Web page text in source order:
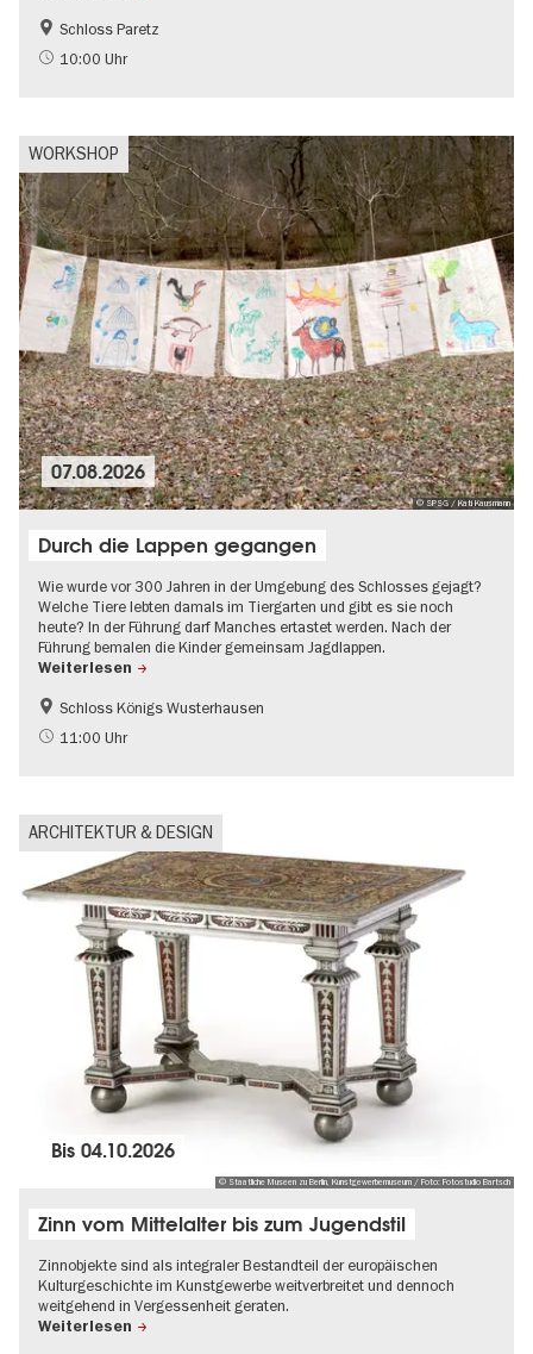
Brandenburg
Schlösser & Gärten
Schloss Paretz
10:00 Uhr
WORKSHOP
© SPSG / Kati Kausmann
07.08.2026
Durch die Lappen gegangen
Wie wurde vor 300 Jahren in der Umgebung des Schlosses gejagt?
Welche Tiere lebten damals im Tiergarten und gibt es sie noch
heute? In der Führung darf Manches ertastet werden. Nach der
Führung bemalen die Kinder gemeinsam Jagdlappen.
Weiterlesen
Brandenburg
Kinder
Schloss Königs Wusterhausen
11:00 Uhr
ARCHITEKTUR & DESIGN
© Staatliche Museen zu Berlin, Kunstgewerbemuseum / Foto: Fotostudio Bartsch
Bis04.10.2026
Zinn vom Mittelalter bis zum Jugendstil
Zinnobjekte sind als integraler Bestandteil der europäischen
Kulturgeschichte im Kunstgewerbe weitverbreitet und dennoch
weitgehend in Vergessenheit geraten.
Weiterlesen